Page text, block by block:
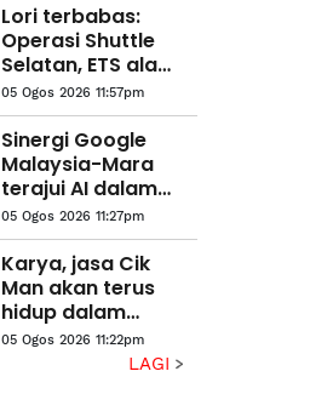
Lori terbabas:
Operasi Shuttle
Selatan, ETS alami
kelewatan
05 Ogos 2026 11:57pm
Sinergi Google
Malaysia-Mara
terajui AI dalam
ekosistem
pendidikan
05 Ogos 2026 11:27pm
Karya, jasa Cik
Man akan terus
hidup dalam
lipatan sejarah
seni - Seniman
05 Ogos 2026 11:22pm
LAGI